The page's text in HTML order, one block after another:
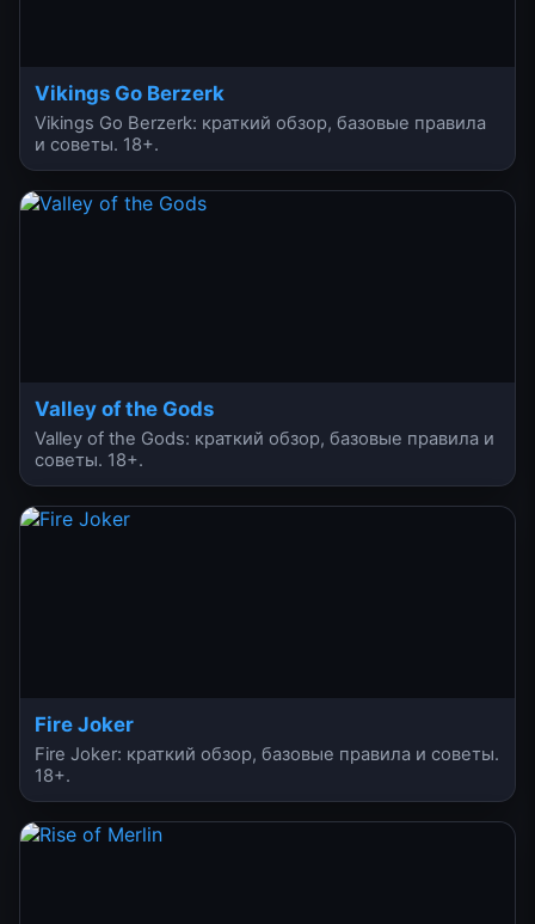
Vikings Go Berzerk
Vikings Go Berzerk: краткий обзор, базовые правила
и советы. 18+.
Valley of the Gods
Valley of the Gods: краткий обзор, базовые правила и
советы. 18+.
Fire Joker
Fire Joker: краткий обзор, базовые правила и советы.
18+.